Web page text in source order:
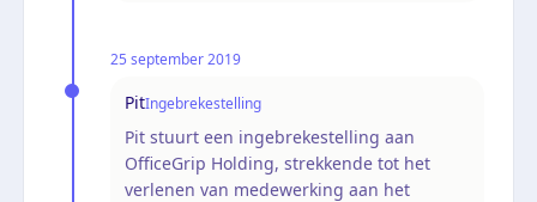
25 september 2019
PitIngebrekestelling
Pit stuurt een ingebrekestelling aan
OfficeGrip Holding, strekkende tot het
verlenen van medewerking aan het